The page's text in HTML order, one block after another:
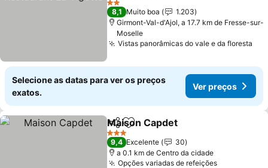
2 Estrelas
8,1 Muito boa
1.203
Girmont-Val-d'Ajol, a 17.7 km de Fresse-sur-
Moselle
Vistas panorâmicas do vale e da floresta
Selecione as datas para ver os preços
exatos.
Ver preços
PartilharAdicionar aos favoritos
Maison Capdet
3 Estrelas
9,4 Excelente
30
a 0.1 km de Centro da cidade
Opções variadas de refeições